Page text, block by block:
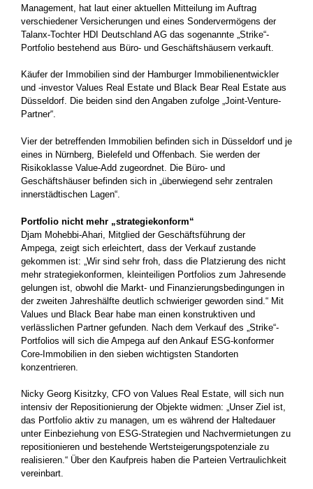
Management, hat laut einer aktuellen Mitteilung im Auftrag
verschiedener Versicherungen und eines Sondervermögens der
Talanx-Tochter HDI Deutschland AG das sogenannte „Strike“-
Portfolio bestehend aus Büro- und Geschäftshäusern verkauft.
Käufer der Immobilien sind der Hamburger Immobilienentwickler
und -investor Values Real Estate und Black Bear Real Estate aus
Düsseldorf. Die beiden sind den Angaben zufolge „Joint-Venture-
Partner“.
Vier der betreffenden Immobilien befinden sich in Düsseldorf und je
eines in Nürnberg, Bielefeld und Offenbach. Sie werden der
Risikoklasse Value-Add zugeordnet. Die Büro- und
Geschäftshäuser befinden sich in „überwiegend sehr zentralen
innerstädtischen Lagen“.
Portfolio nicht mehr „strategiekonform“
Djam Mohebbi-Ahari, Mitglied der Geschäftsführung der
Ampega, zeigt sich erleichtert, dass der Verkauf zustande
gekommen ist: „Wir sind sehr froh, dass die Platzierung des nicht
mehr strategiekonformen, kleinteiligen Portfolios zum Jahresende
gelungen ist, obwohl die Markt- und Finanzierungsbedingungen in
der zweiten Jahreshälfte deutlich schwieriger geworden sind.“ Mit
Values und Black Bear habe man einen konstruktiven und
verlässlichen Partner gefunden. Nach dem Verkauf des „Strike“-
Portfolios will sich die Ampega auf den Ankauf ESG-konformer
Core-Immobilien in den sieben wichtigsten Standorten
konzentrieren.
Nicky Georg Kisitzky, CFO von Values Real Estate, will sich nun
intensiv der Repositionierung der Objekte widmen: „Unser Ziel ist,
das Portfolio aktiv zu managen, um es während der Haltedauer
unter Einbeziehung von ESG-Strategien und Nachvermietungen zu
repositionieren und bestehende Wertsteigerungspotenziale zu
realisieren.“ Über den Kaufpreis haben die Parteien Vertraulichkeit
vereinbart.